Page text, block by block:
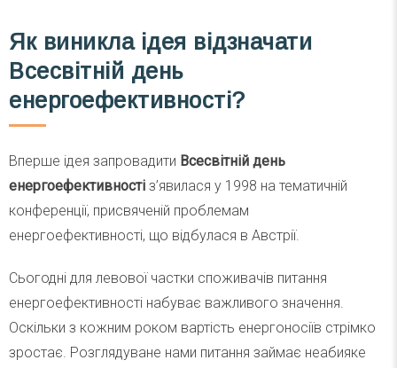
Як виникла ідея відзначати
Всесвітній день
енергоефективності?
Вперше ідея запровадити Всесвітній день
енергоефективності з’явилася у 1998 на тематичній
конференції, присвяченій проблемам
енергоефективності, що відбулася в Австрії.
Сьогодні для левової частки споживачів питання
енергоефективності набуває важливого значення.
Оскільки з кожним роком вартість енергоносіїв стрімко
зростає. Розглядуване нами питання займає неабияке